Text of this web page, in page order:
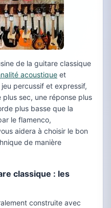
de la guitare classique
acoustique et
percussif et expressif,
sec, une réponse plus
plus basse que la
le flamenco,
aidera à choisir le bon
de manière
classique : les
construite avec